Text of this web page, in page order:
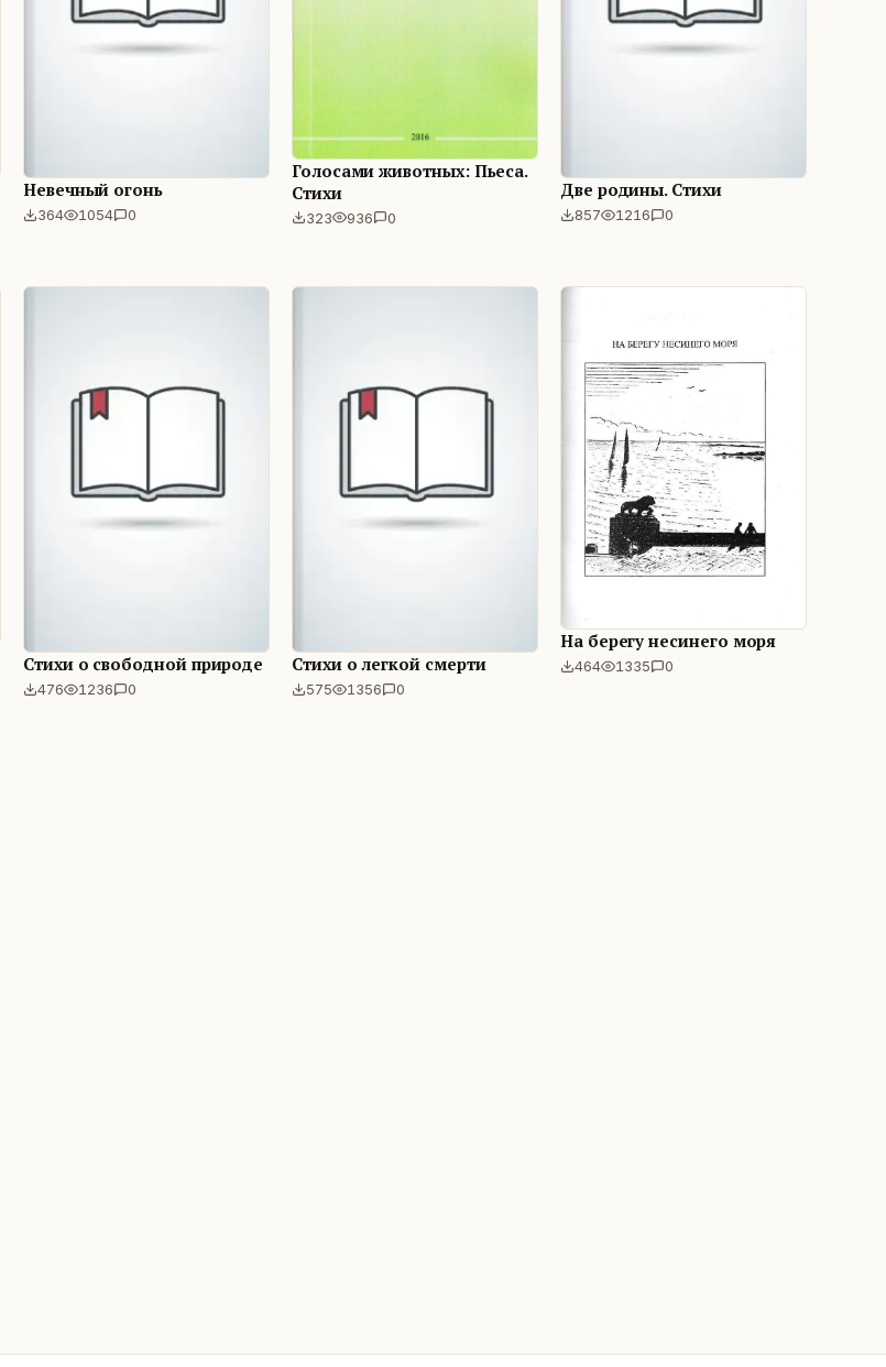
Невечный огонь
364 1054 0
Голосами животных: Пьеса.
Стихи
323 936 0
Две родины. Стихи
857 1216 0
Стихи о свободной природе
476 1236 0
Стихи о легкой смерти
575 1356 0
На берегу несинего моря
464 1335 0